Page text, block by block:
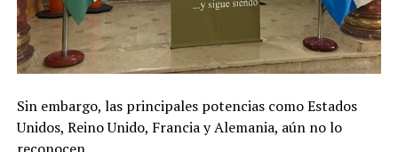
Sin embargo, las principales potencias como Estados
Unidos, Reino Unido, Francia y Alemania, aún no lo